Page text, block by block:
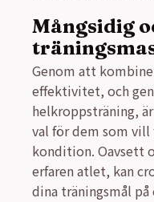
Mångsidig
Genom att
effektivitet, och
helkroppsträning,
val för dem som vill
kondition. Oavsett
erfaren atlet, kan
dina träningsmål